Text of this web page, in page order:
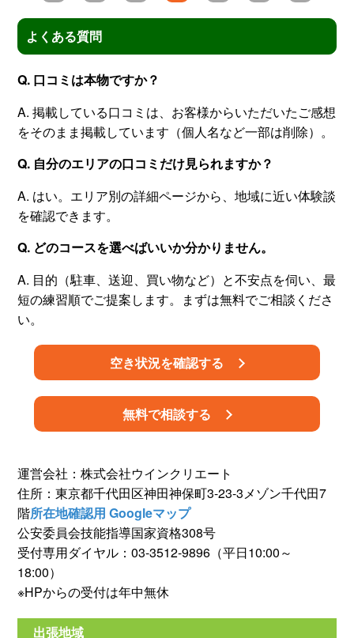
よくある質問
Q. 口コミは本物ですか？
A. 掲載している口コミは、お客様からいただいたご感想
をそのまま掲載しています（個人名など一部は削除）。
Q. 自分のエリアの口コミだけ見られますか？
A. はい。エリア別の詳細ページから、地域に近い体験談
を確認できます。
Q. どのコースを選べばいいか分かりません。
A. 目的（駐車、送迎、買い物など）と不安点を伺い、最
短の練習順でご提案します。まずは無料でご相談くださ
い。
空き状況を確認する
無料で相談する
運営会社：株式会社ウインクリエート
住所：東京都千代田区神田神保町3-23-3メゾン千代田7
階所在地確認用 Googleマップ
公安委員会技能指導国家資格308号
受付専用ダイヤル：03-3512-9896（平日10:00～
18:00）
※HPからの受付は年中無休
出張地域